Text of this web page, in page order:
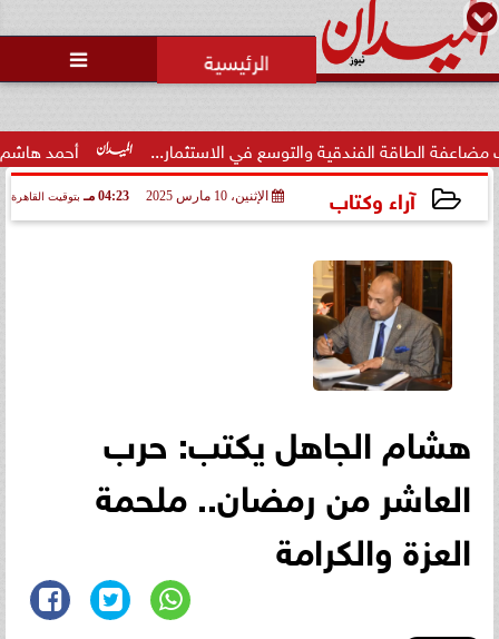

أحمد هاشم: الفندقية والتوسع في الاستثمار...
آراء وكتاب الإثنين، 10 مارس 2025 04:23 مـ بتوقيت القاهرة
هشام الجاهل يكتب: حرب
العاشر من رمضان.. ملحمة
العزة والكرامة